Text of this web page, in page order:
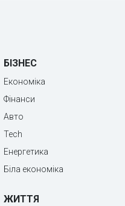
БІЗНЕС
Економіка
Фінанси
Авто
Tech
Енергетика
Біла економіка
ЖИТТЯ